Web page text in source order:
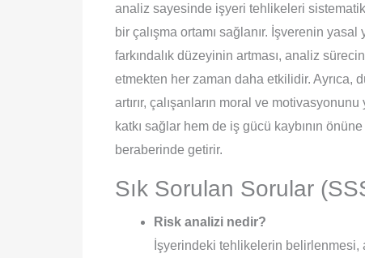
analiz sayesinde işyeri tehlikeleri
bir çalışma ortamı sağlanır. İşverenin
farkındalık düzeyinin artması, analiz
etmekten her zaman daha etkilidir. Ayrıca,
artırır, çalışanların moral ve
katkı sağlar hem de iş gücü kaybının
beraberinde getirir.
Sık Sorulan Sorular
Risk analizi nedir?
İşyerindeki tehlikelerin belirlenmesi,